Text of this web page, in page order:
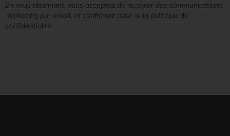
En vous abonnant, vous acceptez de recevoir des communications
marketing par email, et confirmez avoir lu la politique de
confidentialité.